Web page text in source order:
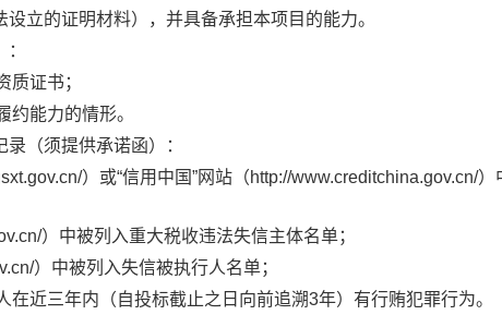
立的证明材料），并具备承担本项目的能力。
质证书；
能力的情形。
（须提供承诺函）：
）或“信用中国”网站（http://www.creditchina.gov.cn/）
）中被列入重大税收违法失信主体名单；
）中被列入失信被执行人名单；
近三年内（自投标截止之日向前追溯3年）有行贿犯罪行为。